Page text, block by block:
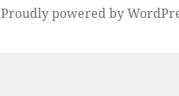
Proudly powered by